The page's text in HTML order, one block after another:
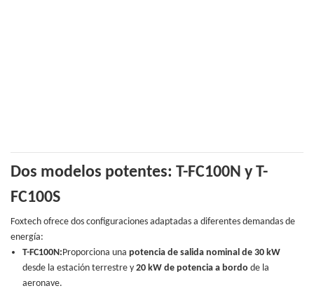
Dos modelos potentes: T-FC100N y T-
FC100S
Foxtech ofrece dos configuraciones adaptadas a diferentes demandas de
energía:
T-FC100N:Proporciona una potencia de salida nominal de 30 kW
desde la estación terrestre y 20 kW de potencia a bordo de la
aeronave.